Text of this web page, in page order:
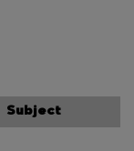
Subject